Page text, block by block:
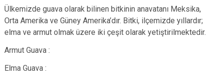
Ülkemizde guava olarak bilinen bitkinin anavatanı Meksika,
Orta Amerika ve Güney Amerika’dır. Bitki, ilçemizde yıllardır;
elma ve armut olmak üzere iki çeşit olarak yetiştirilmektedir.
Armut Guava :
Elma Guava :